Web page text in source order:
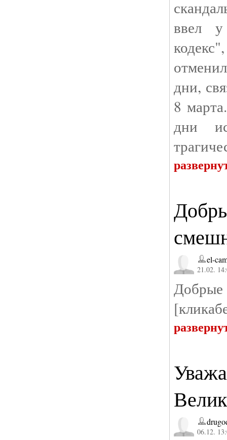
ввел
дни,
8
дни
el-
21.02.
06.12.